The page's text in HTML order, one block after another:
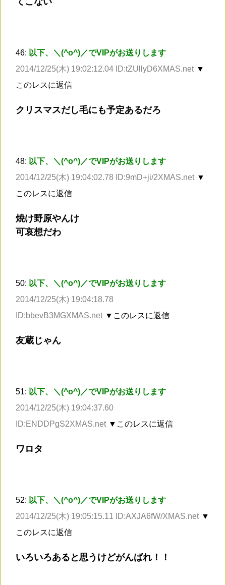
46: 以下、＼(^o^)／でVIPがお送りします
2014/12/25(木) 19:02:12.04 ID:tZUllyD6XMAS.net ▼
このレスに返信
クリスマスだし毛にも予定あるだろ
48: 以下、＼(^o^)／でVIPがお送りします
2014/12/25(木) 19:04:02.78 ID:9mD+ji/2XMAS.net ▼
このレスに返信
焼け野原やんけ
可哀想だわ
50: 以下、＼(^o^)／でVIPがお送りします
2014/12/25(木) 19:04:18.78
ID:bbevB3MGXMAS.net ▼このレスに返信
友蔵じゃん
51: 以下、＼(^o^)／でVIPがお送りします
2014/12/25(木) 19:04:37.60
ID:ENDDPgS2XMAS.net ▼このレスに返信
ワロタ
52: 以下、＼(^o^)／でVIPがお送りします
2014/12/25(木) 19:05:15.11 ID:AXJA6fW/XMAS.net ▼
このレスに返信
いろいろあると思うけどがんばれ！！